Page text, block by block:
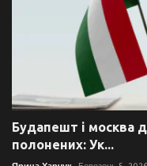
Будапешт і москва
полонених: Ук...